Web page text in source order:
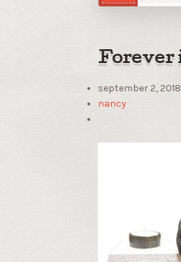
Forever
september 2, 2018
nancy